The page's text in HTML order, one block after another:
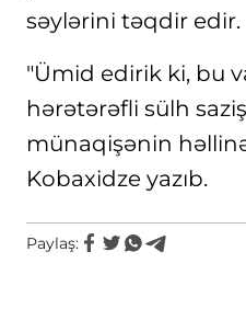
səylərini təqdir edir.
"Ümid edirik ki, bu
hərətərəfli sülh
münaqişənin
Kobaxidze yazıb.
Paylaş: